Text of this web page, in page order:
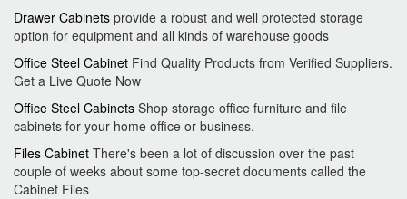
Drawer Cabinets provide a robust and well protected storage
option for equipment and all kinds of warehouse goods
Office Steel Cabinet Find Quality Products from Verified Suppliers.
Get a Live Quote Now
Office Steel Cabinets Shop storage office furniture and file
cabinets for your home office or business.
Files Cabinet There's been a lot of discussion over the past
couple of weeks about some top-secret documents called the
Cabinet Files